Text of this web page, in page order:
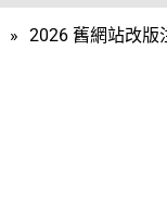
» 2026 舊網站改版